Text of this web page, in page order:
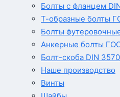
Болты с фланцем
Т-образные болты
Болты
Анкерные болты
Болт-скоба DIN 3570
Наше производство
Винты